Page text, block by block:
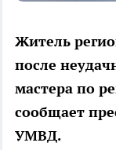
Житель
после
мастера по
сообщает
УМВД.